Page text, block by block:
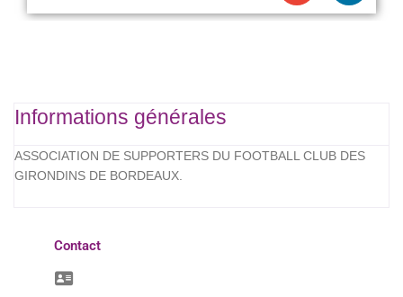
Informations générales
ASSOCIATION DE SUPPORTERS DU FOOTBALL CLUB DES
GIRONDINS DE BORDEAUX.
Contact